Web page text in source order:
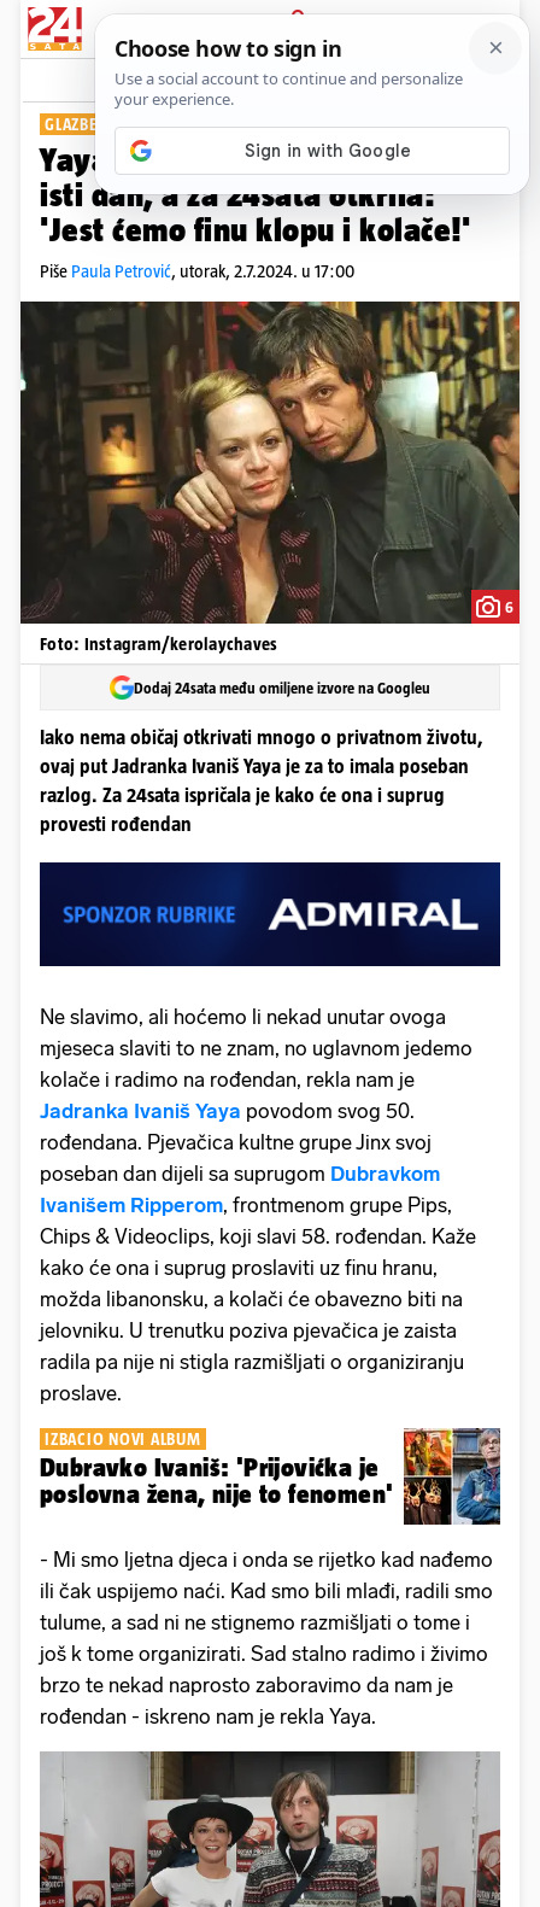
PRIJAVA
Show Komentari
GLAZBENI PAR
Yaya i Ripper slave rođendan na
isti dan, a za 24sata otkrila:
'Jest ćemo finu klopu i kolače!'
Piše Paula Petrović, utorak, 2.7.2024. u 17:00
6
Foto: Instagram/kerolaychaves
Dodaj 24sata među omiljene izvore na Googleu
Iako nema običaj otkrivati mnogo o privatnom životu,
ovaj put Jadranka Ivaniš Yaya je za to imala poseban
razlog. Za 24sata ispričala je kako će ona i suprug
provesti rođendan
Ne slavimo, ali hoćemo li nekad unutar ovoga
mjeseca slaviti to ne znam, no uglavnom jedemo
kolače i radimo na rođendan, rekla nam je
Jadranka Ivaniš Yaya povodom svog 50.
rođendana. Pjevačica kultne grupe Jinx svoj
poseban dan dijeli sa suprugom Dubravkom
Ivanišem Ripperom, frontmenom grupe Pips,
Chips & Videoclips, koji slavi 58. rođendan. Kaže
kako će ona i suprug proslaviti uz finu hranu,
možda libanonsku, a kolači će obavezno biti na
jelovniku. U trenutku poziva pjevačica je zaista
radila pa nije ni stigla razmišljati o organiziranju
proslave.
IZBACIO NOVI ALBUM
Dubravko Ivaniš: 'Prijovićka je
poslovna žena, nije to fenomen'
- Mi smo ljetna djeca i onda se rijetko kad nađemo
ili čak uspijemo naći. Kad smo bili mlađi, radili smo
tulume, a sad ni ne stignemo razmišljati o tome i
još k tome organizirati. Sad stalno radimo i živimo
brzo te nekad naprosto zaboravimo da nam je
rođendan - iskreno nam je rekla Yaya.